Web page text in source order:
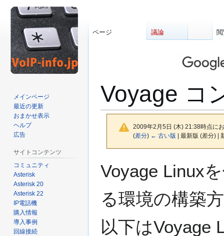
Voyage コ
2009年2月5日 (木) 21:38時点に
(差分) ← 古い版 | 最新版 (差分) |
ビ
ー
シ
ン
索
移
動
Voyage Linux
る環境の構築
以下はVoyage
ページ 議論
メインページ
最近の更新
おまかせ表示
ヘルプ
広告
サイトコンテンツ
コミュニティ
Asterisk
Asterisk 20
Asterisk 22
IP電話機
購入情報
導入事例
回線接続